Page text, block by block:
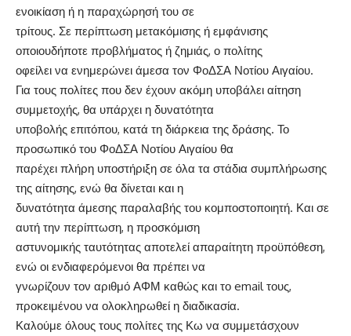
ενοικίαση ή η παραχώρησή του σε
τρίτους. Σε περίπτωση μετακόμισης ή εμφάνισης
οποιουδήποτε προβλήματος ή ζημιάς, ο πολίτης
οφείλει να ενημερώνει άμεσα τον ΦοΔΣΑ Νοτίου Αιγαίου.
Για τους πολίτες που δεν έχουν ακόμη υποβάλει αίτηση
συμμετοχής, θα υπάρχει η δυνατότητα
υποβολής επιτόπου, κατά τη διάρκεια της δράσης. Το
προσωπικό του ΦοΔΣΑ Νοτίου Αιγαίου θα
παρέχει πλήρη υποστήριξη σε όλα τα στάδια συμπλήρωσης
της αίτησης, ενώ θα δίνεται και η
δυνατότητα άμεσης παραλαβής του κομποστοποιητή. Και σε
αυτή την περίπτωση, η προσκόμιση
αστυνομικής ταυτότητας αποτελεί απαραίτητη προϋπόθεση,
ενώ οι ενδιαφερόμενοι θα πρέπει να
γνωρίζουν τον αριθμό ΑΦΜ καθώς και το email τους,
προκειμένου να ολοκληρωθεί η διαδικασία.
Καλούμε όλους τους πολίτες της Κω να συμμετάσχουν